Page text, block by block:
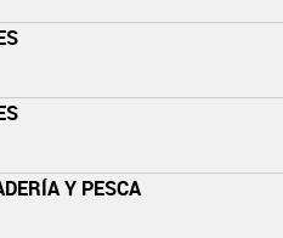
Y PESCA